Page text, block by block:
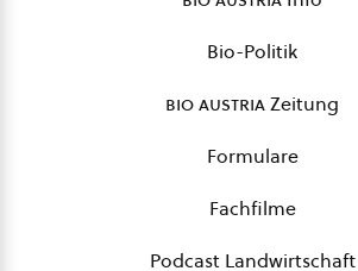
Bio-Politik
bio austriaZeitung
Formulare
Fachfilme
Podcast Landwirtschaft